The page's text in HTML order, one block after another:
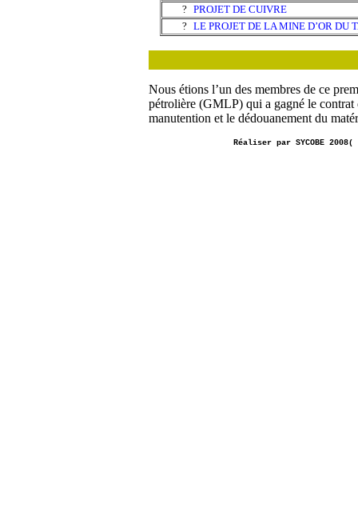
? PROJET DE CUIVRE
? LE PROJET DE LA MINE D’OR DU
Nous étions l’un des membres de ce
pétrolière (GMLP) qui a gagné le contrat
manutention et le dédouanement du
Réaliser par SYCOBE